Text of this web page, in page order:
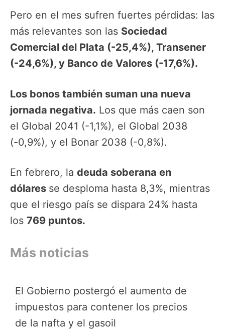
Pero en el mes sufren fuertes pérdidas: las
más relevantes son las Sociedad
Comercial del Plata (-25,4%), Transener
(-24,6%), y Banco de Valores (-17,6%).
Los bonos también suman una nueva
jornada negativa. Los que más caen son
el Global 2041 (-1,1%), el Global 2038
(-0,9%), y el Bonar 2038 (-0,8%).
En febrero, la deuda soberana en
dólares se desploma hasta 8,3%, mientras
que el riesgo país se dispara 24% hasta
los 769 puntos.
Más noticias
El Gobierno postergó el aumento de
impuestos para contener los precios
de la nafta y el gasoil